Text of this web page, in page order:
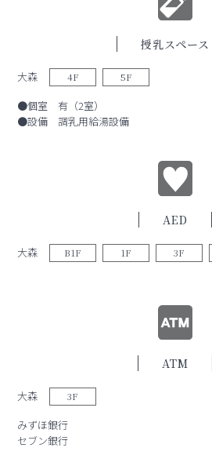
授乳スペース
大森 4F 5F
●個室 有（2室）
●設備 調乳用給湯設備
AED
大森 B1F 1F 3F
ATM
大森 3F
みずほ銀行
セブン銀行